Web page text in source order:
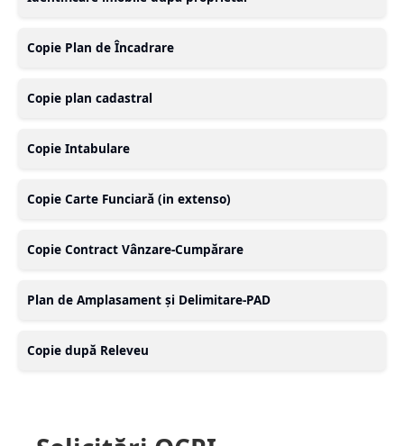
Copie Plan de Încadrare
Copie plan cadastral
Copie Intabulare
Copie Carte Funciară (in extenso)
Copie Contract Vânzare-Cumpărare
Plan de Amplasament și Delimitare-PAD
Copie după Releveu